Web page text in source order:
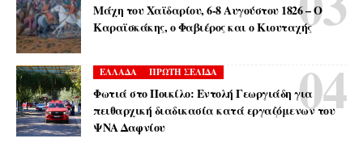
Μάχη του Χαϊδαρίου, 6-8 Αυγούστου 1826 – Ο
Καραϊσκάκης, ο Φαβιέρος και ο Κιουταχής
ΕΛΛΑΔΑ ΠΡΩΤΗ ΣΕΛΙΔΑ
Φωτιά στο Ποικίλο: Εντολή Γεωργιάδη για
πειθαρχική διαδικασία κατά εργαζόμενων του
ΨΝΑ Δαφνίου